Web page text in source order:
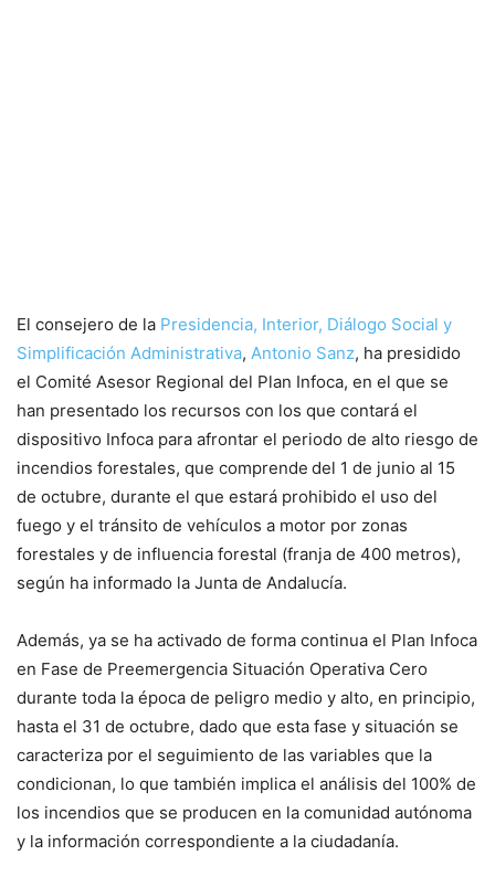
El consejero de la Presidencia, Interior, Diálogo Social y
Simplificación Administrativa, Antonio Sanz, ha presidido
el Comité Asesor Regional del Plan Infoca, en el que se
han presentado los recursos con los que contará el
dispositivo Infoca para afrontar el periodo de alto riesgo de
incendios forestales, que comprende del 1 de junio al 15
de octubre, durante el que estará prohibido el uso del
fuego y el tránsito de vehículos a motor por zonas
forestales y de influencia forestal (franja de 400 metros),
según ha informado la Junta de Andalucía.
Además, ya se ha activado de forma continua el Plan Infoca
en Fase de Preemergencia Situación Operativa Cero
durante toda la época de peligro medio y alto, en principio,
hasta el 31 de octubre, dado que esta fase y situación se
caracteriza por el seguimiento de las variables que la
condicionan, lo que también implica el análisis del 100% de
los incendios que se producen en la comunidad autónoma
y la información correspondiente a la ciudadanía.